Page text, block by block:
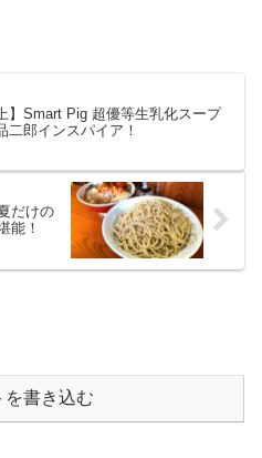
Pig 超優等生乳化スープ
二郎インスパイア！
だけの
能！
を書き込む